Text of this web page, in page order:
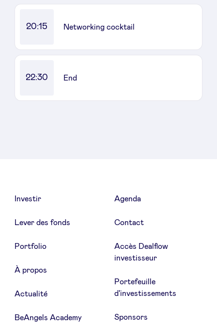
20:15 Networking cocktail
22:30 End
Investir
Lever des fonds
Portfolio
À propos
Actualité
BeAngels Academy
Agenda
Contact
Accès Dealflow
investisseur
Portefeuille
d'investissements
Sponsors